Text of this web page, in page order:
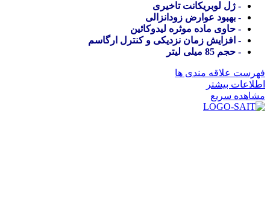
- ژل لوبریکانت تاخیری
- بهبود عوارض زودانزالی
- حاوی ماده موثره لیدوکائین
- افزایش زمان نزدیکی و کنترل ارگاسم
- حجم 85 میلی لیتر
فهرست علاقه مندی ها
اطلاعات بیشتر
مشاهده سریع